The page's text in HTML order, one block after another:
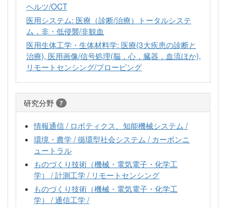
ヘルツ/OCT
医用システム: 医療（診断/治療）トータルシステ
ム，非・低侵襲/非観血
医用生体工学・生体材料学: 医療(3大疾患の診断と
治療), 医用画像/信号処理(脳，心，臓器，血流ほか),
リモートセンシング/プロービング
研究分野 7
情報通信 / ロボティクス、知能機械システム /
環境・農学 / 循環型社会システム / カーボンニ
ュートラル
ものづくり技術（機械・電気電子・化学工
学） / 計測工学 / リモートセンシング
ものづくり技術（機械・電気電子・化学工
学） / 通信工学 /